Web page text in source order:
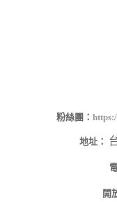
粉絲團：
地址：
開